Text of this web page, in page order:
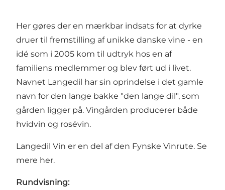
Her gøres der en mærkbar indsats for at dyrke
druer til fremstilling af unikke danske vine - en
idé som i 2005 kom til udtryk hos en af
familiens medlemmer og blev ført ud i livet.
Navnet Langedil har sin oprindelse i det gamle
navn for den lange bakke "den lange dil", som
gården ligger på. Vingården producerer både
hvidvin og rosévin.
Langedil Vin er en del af den Fynske Vinrute. Se
mere her.
Rundvisning: